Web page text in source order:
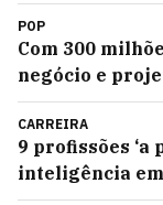
POP
Com 300
negócio e
CARREIRA
9 profissões ‘a
inteligência